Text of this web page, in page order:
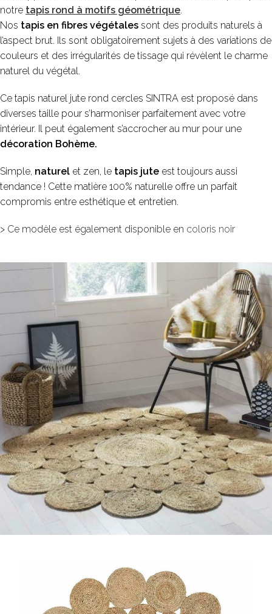
notre tapis rond à motifs géométrique.
Nos tapis en fibres végétales sont des produits naturels à
l’aspect brut. Ils sont obligatoirement sujets à des variations de
couleurs et des irrégularités de tissage qui révèlent le charme
naturel du végétal.
Ce tapis naturel jute rond cercles SINTRA est proposé dans
diverses taille pour s’harmoniser parfaitement avec votre
intérieur. Il peut également s’accrocher au mur pour une
décoration Bohème.
Simple, naturel et zen, le tapis jute est toujours aussi
tendance ! Cette matière 100% naturelle offre un parfait
compromis entre esthétique et entretien.
> Ce modèle est également disponible en coloris noir